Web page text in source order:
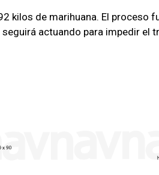
kilos de marihuana. El proceso
actuando para impedir el